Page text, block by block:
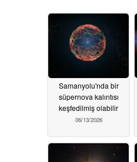
Samanyolu'nda bir
süpernova kalıntısı
keşfedilmiş olabilir
06/13/2026